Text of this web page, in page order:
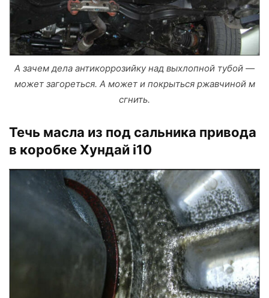
А зачем дела антикоррозийку над выхлопной тубой —
может загореться. А может и покрыться ржавчиной м
сгнить.
Течь масла из под сальника привода
в коробке Хундай i10